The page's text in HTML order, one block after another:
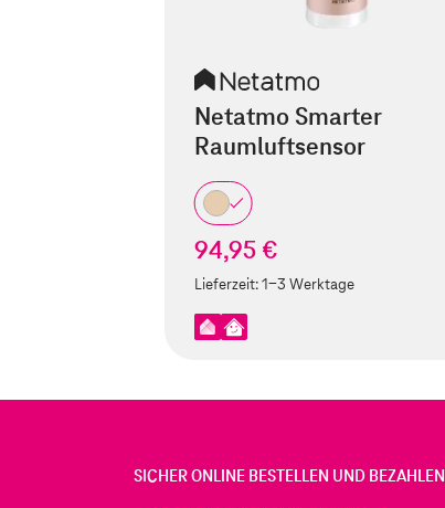
Netatmo Smarter
Raumluftsensor
94,95 €
Lieferzeit:1-3 Werktage
SICHER ONLINE BESTELLEN UND BEZAHLEN